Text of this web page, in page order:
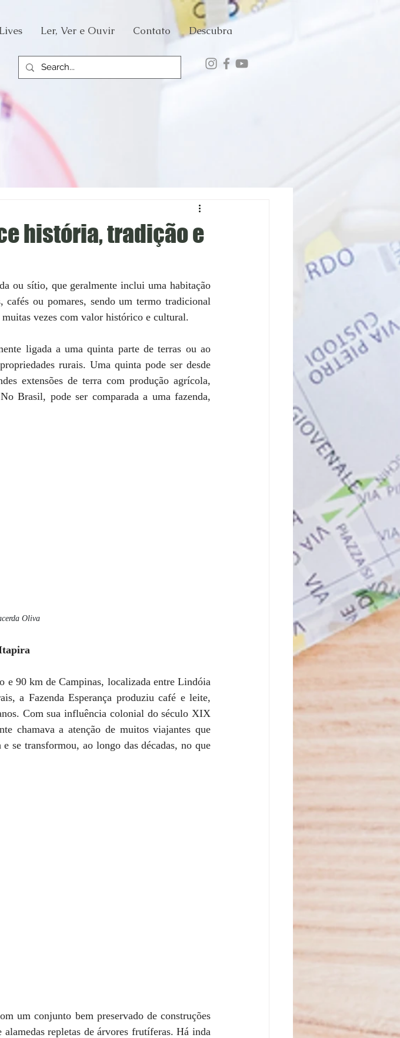
Lives Ler, Ver e Ouvir Contato Descubra
história, tradição e
ou sítio, que geralmente inclui uma habitação
cafés ou pomares, sendo um termo tradicional
vezes com valor histórico e cultural.
ligada a uma quinta parte de terras ou ao
rurais. Uma quinta pode ser desde
extensões de terra com produção agrícola,
Brasil, pode ser comparada a uma fazenda,
Oliva
e 90 km de Campinas, localizada entre Lindóia
a Fazenda Esperança produziu café e leite,
Com sua influência colonial do século XIX
chamava a atenção de muitos viajantes que
se transformou, ao longo das décadas, no que
um conjunto bem preservado de construções
repletas de árvores frutíferas. Há inda